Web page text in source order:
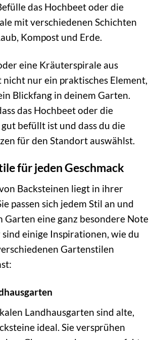
das Hochbeet oder die
mit verschiedenen Schichten
Kompost und Erde.
eine Kräuterspirale aus
nicht nur ein praktisches Element,
Blickfang in deinem Garten.
das Hochbeet oder die
befüllt ist und dass du die
für den Standort auswählst.
für jeden Geschmack
Backsteinen liegt in ihrer
passen sich jedem Stil an und
Garten eine ganz besondere Note
einige Inspirationen, wie du
Gartenstilen
Landhausgarten sind alte,
ideal. Sie versprühen